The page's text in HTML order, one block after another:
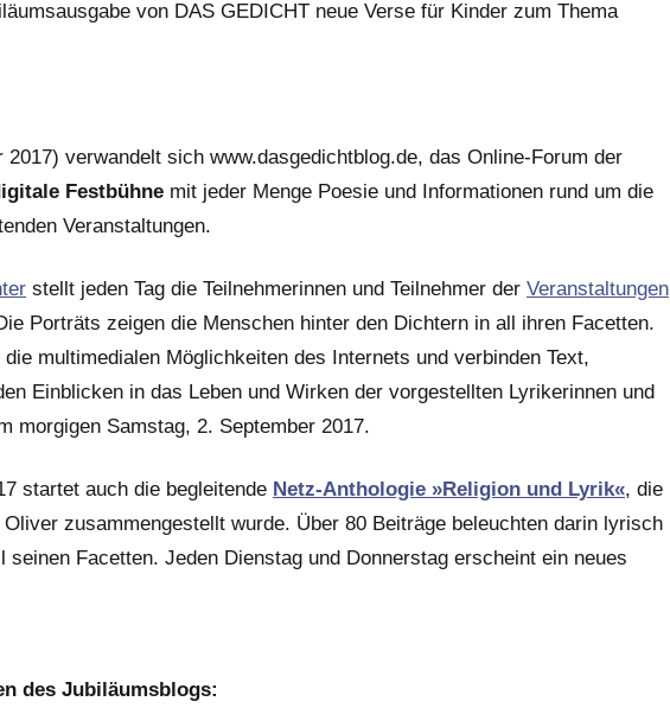
von DAS GEDICHT neue Verse für Kinder zum Thema
verwandelt sich www.dasgedichtblog.de, das Online-Forum der
Festbühne mit jeder Menge Poesie und Informationen rund um die
Veranstaltungen.
stellt jeden Tag die Teilnehmerinnen und Teilnehmer der Veranstaltungen
Porträts zeigen die Menschen hinter den Dichtern in all ihren Facetten.
multimedialen Möglichkeiten des Internets und verbinden Text,
Einblicken in das Leben und Wirken der vorgestellten Lyrikerinnen und
morgigen Samstag, 2. September 2017.
startet auch die begleitende Netz-Anthologie »Religion und Lyrik«, die
zusammengestellt wurde. Über 80 Beiträge beleuchten darin lyrisch
Facetten. Jeden Dienstag und Donnerstag erscheint ein neues
des Jubiläumsblogs: